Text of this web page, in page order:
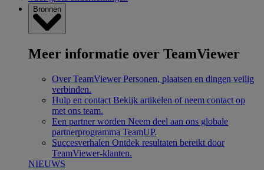
Bronnen
Meer informatie over TeamViewer
Over TeamViewer Personen, plaatsen en dingen veilig
verbinden.
Hulp en contact Bekijk artikelen of neem contact op
met ons team.
Een partner worden Neem deel aan ons globale
partnerprogramma TeamUP.
Succesverhalen Ontdek resultaten bereikt door
TeamViewer-klanten.
NIEUWS